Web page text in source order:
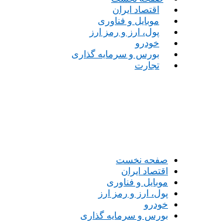
اقتصاد ایران
موبایل و فناوری
پول، ارز و رمز ارز
خودرو
بورس و سرمایه گذاری
تجارت
صفحه نخست
اقتصاد ایران
موبایل و فناوری
پول، ارز و رمز ارز
خودرو
بورس و سرمایه گذاری